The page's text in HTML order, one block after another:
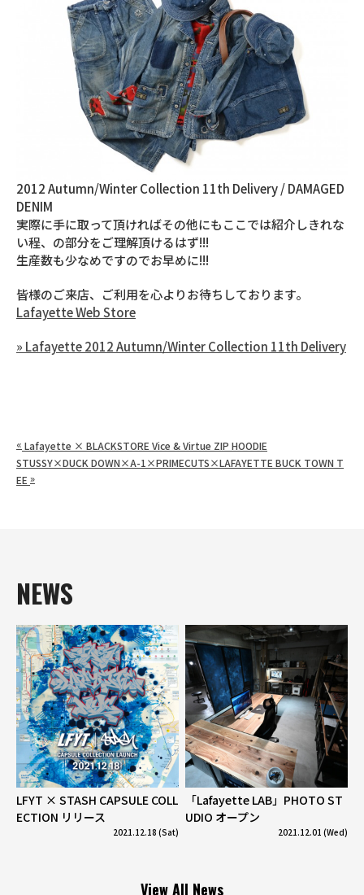
2012 Autumn/Winter Collection 11th Delivery / DAMAGED
DENIM
実際に手に取って頂ければその他にもここでは紹介しきれな
い程、の部分をご理解頂けるはず!!!
生産数も少なめですのでお早めに!!!
皆様のご来店、ご利用を心よりお待ちしております。
Lafayette Web Store
» Lafayette 2012 Autumn/Winter Collection 11th Delivery
« Lafayette × BLACKSTORE Vice & Virtue ZIP HOODIE
STUSSY×DUCK DOWN×A-1×PRIMECUTS×LAFAYETTE BUCK TOWN T
EE »
NEWS
LFYT × STASH CAPSULE COLL
ECTION リリース
2021.12.18 (Sat)
「Lafayette LAB」PHOTO ST
UDIO オープン
2021.12.01 (Wed)
View All News